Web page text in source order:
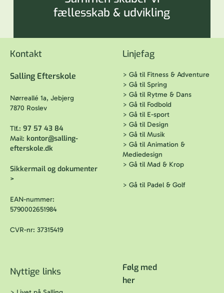
fællesskab & udvikling
Kontakt
Salling Efterskole
Nørreallé 1a, Jebjerg
7870 Roslev
Tlf.: 97 57 43 84
Mail: kontor@salling-
efterskole.dk
Sikkermail og dokumenter
>
EAN-nummer:
5790002651984
CVR-nr: 37315419
Linjefag
> Gå til Fitness & Adventure
> Gå til Spring
> Gå til Rytme & Dans
> Gå til Fodbold
> Gå til E-sport
> Gå til Design
> Gå til Musik
> Gå til Animation &
Mediedesign
> Gå til Mad & Krop
> Gå til Padel & Golf
Nyttige links
Følg med
her